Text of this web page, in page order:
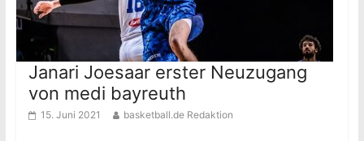
Janari Joesaar erster Neuzugang
von medi bayreuth
15. Juni 2021 basketball.de Redaktion